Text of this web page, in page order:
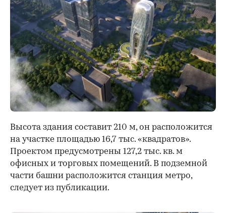
Высота здания составит 210 м, он расположится
на участке площадью 16,7 тыс. «квадратов».
Проектом предусмотрены 127,2 тыс. кв. м
офисных и торговых помещений. В подземной
части башни расположится станция метро,
следует из публикации.